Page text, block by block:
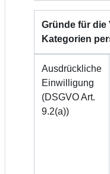
Gründe für die
Kategorien
Ausdrückliche
Einwilligung
(DSGVO Art.
9.2(a))